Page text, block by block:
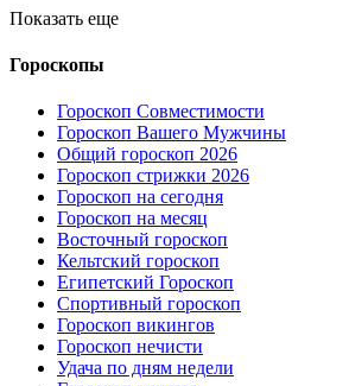
Показать еще
Гороскопы
Гороскоп Совместимости
Гороскоп Вашего Мужчины
Общий гороскоп 2026
Гороскоп стрижки 2026
Гороскоп на сегодня
Гороскоп на месяц
Восточный гороскоп
Кельтский гороскоп
Египетский Гороскоп
Спортивный гороскоп
Гороскоп викингов
Гороскоп нечисти
Удача по дням недели